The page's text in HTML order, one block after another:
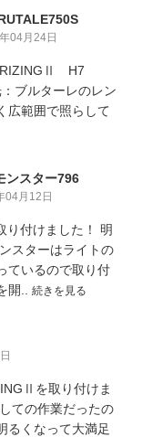
04月24日
RIZINGⅡ H7
ブルターレのレン
広範囲で照らして
ンスター796
04月12日
り付けました！ 明
スターはライトの
ているので取り付
開.. 続きを見る
を取り付けま
ての作業だったの
るくなって大満足